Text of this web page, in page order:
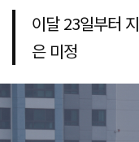
이달 23일부터
은 미정